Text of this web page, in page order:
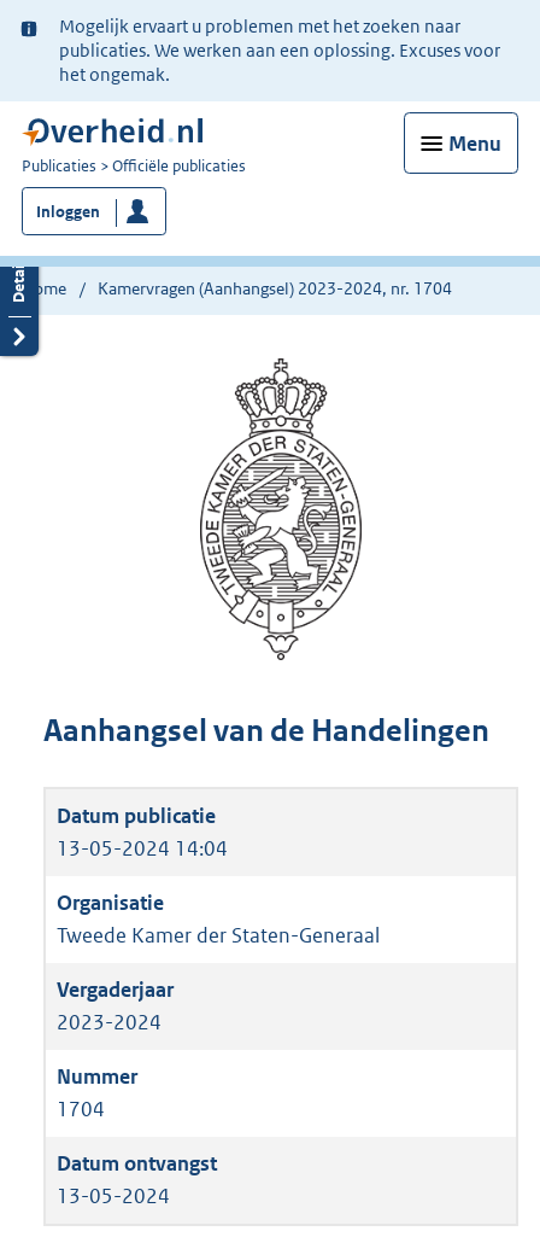
Ter
informatie:
Mogelijk ervaart u problemen met het zoeken naar
publicaties. We werken aan een oplossing. Excuses voor
het ongemak.
Menu
U
bent
nu
hier:
Publicaties Officiële publicaties
Inloggen
Home Kamervragen (Aanhangsel) 2023-2024, nr. 1704
Aanhangsel van de Handelingen
13-05-2024 14:04
Tweede Kamer der Staten-Generaal
2023-2024
1704
13-05-2024